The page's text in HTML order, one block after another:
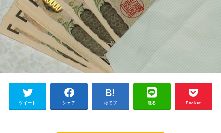
ツイート シェア はてブ 送る Pocket